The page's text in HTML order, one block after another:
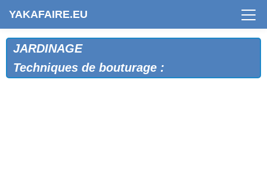
YAKAFAIRE.EU
JARDINAGE
Techniques de bouturage :